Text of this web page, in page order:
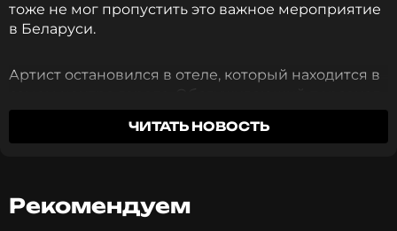
тоже не мог пропустить это важное мероприятие
в Беларуси.
Артист остановился в отеле, который находится в
самом центре города. Обслуживающий персонал
гостиницы был в восхищении от того, как с ними
страдает звездной болезнью. И хотя гостиница
набирала кадры таким образом, чтобы они не
ЧИТАТЬ НОВОСТЬ
Рекомендуем